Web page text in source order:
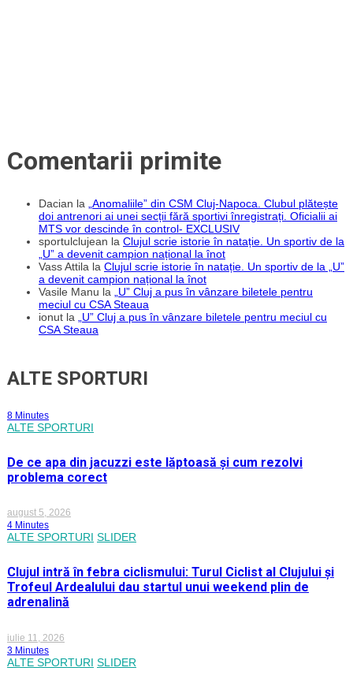
Comentarii primite
Dacian la
„Anomaliile” din CSM Cluj-Napoca. Clubul plătește
doi antrenori ai unei secții fără sportivi înregistrați. Oficialii ai
MTS vor descinde în control- EXCLUSIV
sportulclujean la Clujul scrie istorie în natație. Un sportiv de la
„U” a devenit campion național la înot
Vass Attila la Clujul scrie istorie în natație. Un sportiv de la „U”
a devenit campion național la înot
Vasile Manu la
„U” Cluj a pus în vânzare biletele pentru
meciul cu CSA Steaua
ionut la
„U” Cluj a pus în vânzare biletele pentru meciul cu
CSA Steaua
ALTE SPORTURI
8 Minutes
ALTE SPORTURI
De ce apa din jacuzzi este lăptoasă și cum rezolvi
problema corect
august 5, 2026
4 Minutes
ALTE SPORTURI SLIDER
Clujul intră în febra ciclismului: Turul Ciclist al Clujului și
Trofeul Ardealului dau startul unui weekend plin de
adrenalină
iulie 11, 2026
3 Minutes
ALTE SPORTURI SLIDER